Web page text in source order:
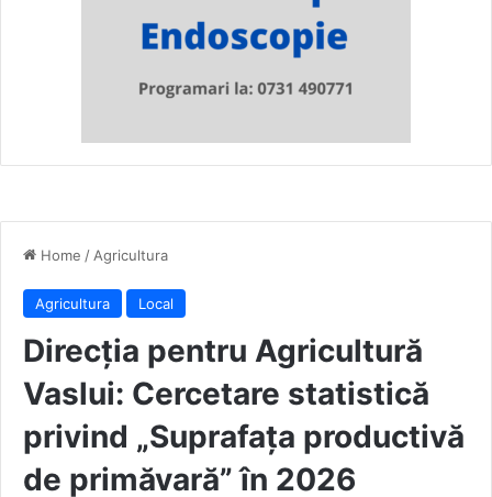
Home / Agricultura
Agricultura Local
Direcția pentru Agricultură
Vaslui: Cercetare statistică
privind „Suprafața productivă
de primăvară” în 2026